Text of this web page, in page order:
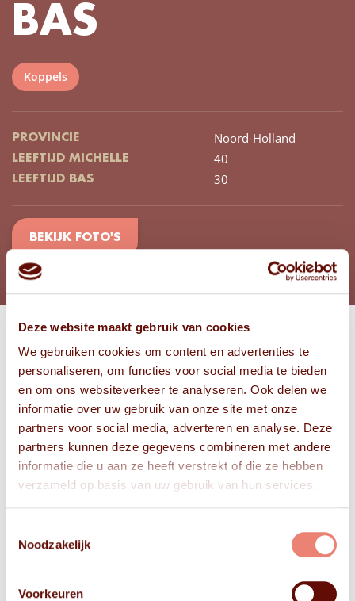
Deze website maakt gebruik van cookies
We gebruiken cookies om content en advertenties te
personaliseren, om functies voor social media te bieden
en om ons websiteverkeer te analyseren. Ook delen we
informatie over uw gebruik van onze site met onze
partners voor social media, adverteren en analyse. Deze
partners kunnen deze gegevens combineren met andere
informatie die u aan ze heeft verstrekt of die ze hebben
verzameld op basis van uw gebruik van hun services.
Noodzakelijk
Voorkeuren
BAS
Koppels
PROVINCIE Noord-Holland
LEEFTIJD MICHELLE 40
LEEFTIJD BAS 30
BEKIJK FOTO'S
Bekijk
FOTO'S